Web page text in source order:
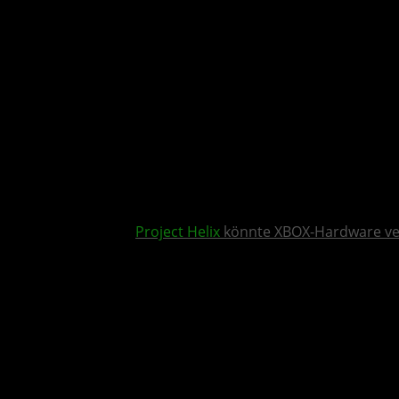
Project Helix könnte XBOX-Hardware